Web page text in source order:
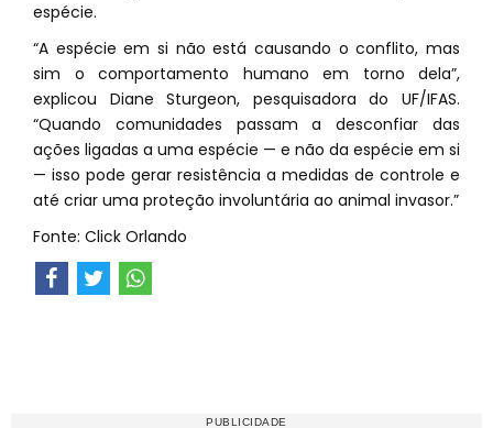
espécie.
“A espécie em si não está causando o conflito, mas
sim o comportamento humano em torno dela”,
explicou Diane Sturgeon, pesquisadora do UF/IFAS.
“Quando comunidades passam a desconfiar das
ações ligadas a uma espécie — e não da espécie em si
— isso pode gerar resistência a medidas de controle e
até criar uma proteção involuntária ao animal invasor.”
Fonte: Click Orlando